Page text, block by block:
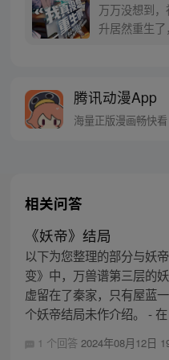
万万没想到
升居然重生
腾讯动漫App
海量正版漫画畅快看
相关问答
《妖帝》结局
以下为您整理的部分与妖
变》中，万兽谱第三层的
虚留在了秦家，只有屋蓝
个妖帝结局未作介绍。 -
1 个回答 2024年08月12日